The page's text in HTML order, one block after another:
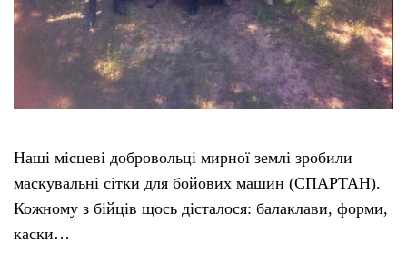
Наші місцеві добровольці мирної землі зробили
маскувальні сітки для бойових машин (СПАРТАН).
Кожному з бійців щось дісталося: балаклави, форми,
каски…